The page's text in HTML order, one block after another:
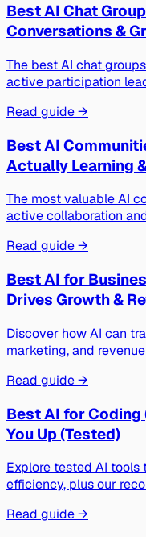
Best AI Chat
Conversations &
The best AI chat
active participation
Read guide →
Best AI
Actually Learning
The most valuable AI
active collaboration
Read guide →
Best AI for
Drives Growth &
Discover how AI can
marketing, and
Read guide →
Best AI for
You Up (Tested)
Explore tested AI
efficiency, plus our
Read guide →